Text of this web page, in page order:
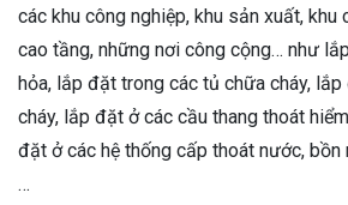
các khu công nghiệp, khu sản xuất, khu
cao tầng, những nơi công cộng… như
hỏa, lắp đặt trong các tủ chữa cháy,
cháy, lắp đặt ở các cầu thang thoát
đặt ở các hệ thống cấp thoát nước, bồn
…